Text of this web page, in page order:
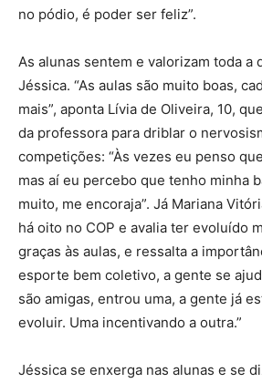
no pódio, é poder ser feliz”.
As alunas sentem e valorizam toda a
Jéssica. “As aulas são muito boas,
mais”, aponta Lívia de Oliveira, 10,
da professora para driblar o
competições: “Às vezes eu penso
mas aí eu percebo que tenho minha
muito, me encoraja”. Já Mariana
há oito no COP e avalia ter evoluído
graças às aulas, e ressalta a
esporte bem coletivo, a gente se
são amigas, entrou uma, a gente já
evoluir. Uma incentivando a outra.”
Jéssica se enxerga nas alunas e se